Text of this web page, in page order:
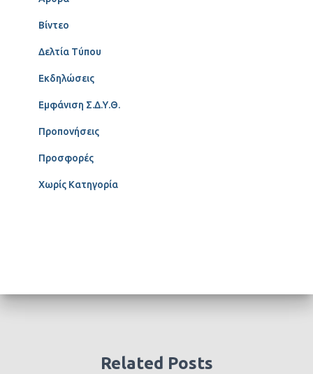
Βίντεο
Δελτία Τύπου
Εκδηλώσεις
Εμφάνιση Σ.Δ.Υ.Θ.
Προπονήσεις
Προσφορές
Χωρίς Κατηγορία
Related Posts